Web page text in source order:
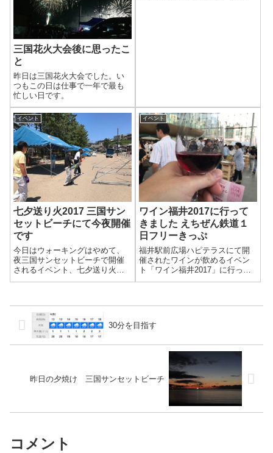
三国花火大会後に思ったこ
と
昨日は三国花火大会でした。い
つもこの日は仕事で一年で最も
忙しい日です。
イベント
七夕送り火2017 三国サン
セットビーチにて今夜開催
です
今日はウォーキングはやめて、
夜三国サンセットビーチで開催
されるイベント、七夕送り火の
準備の手伝いをしてきました。
イベント
ワイン福井2017に行って
きました えちぜん鉄道１
日フリーきっぷ
福井駅前広場ハピテラスにて開
催されたワインが飲めるイベン
ト「ワイン福井2017」に行って
きました。
30分を目指す
昨日の夕焼け 三国サンセットビーチ
コメント